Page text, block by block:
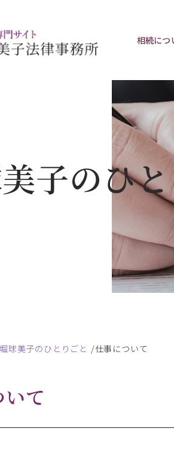
相続につ
相談関連書式ダウンロード
子のひ
球美子のひとりごと 仕事について
て